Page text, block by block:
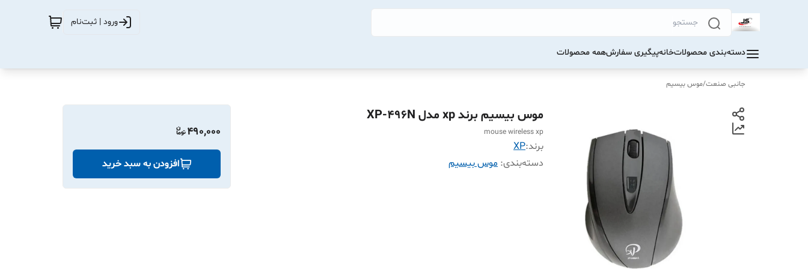
ورود | ثبت‌نام
دسته‌بندی محصولاتخانهپیگیری سفارشهمه محصولات
جانبی صنعت/موس بیسیم
موس بیسیم برند xp مدل XP-496N
mouse wireless xp
برند:XP
دسته‌بندی: موس بیسیم
490,000
افزودن به سبد خرید